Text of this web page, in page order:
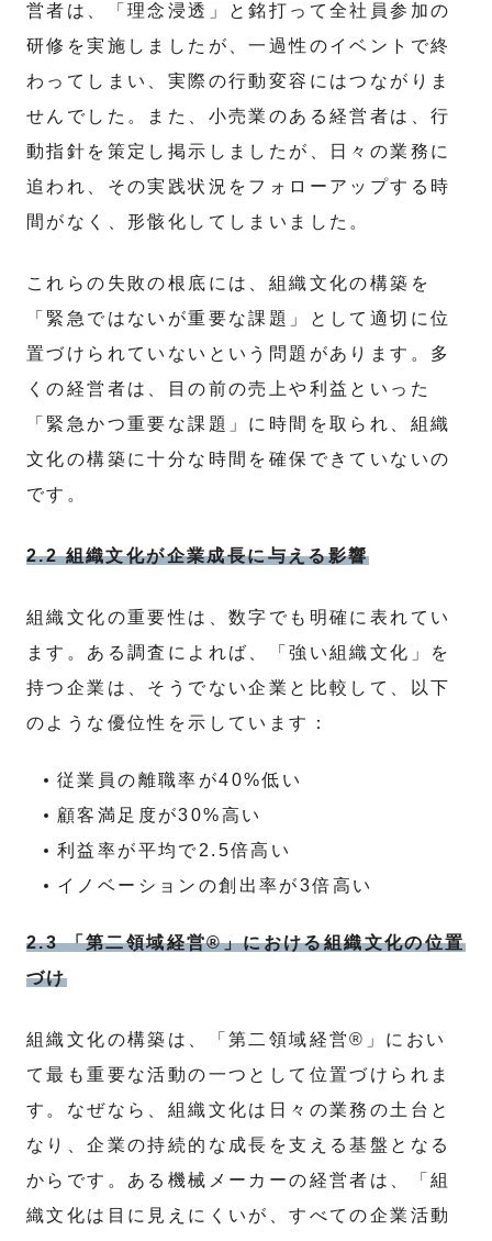
営者は、「理念浸透」と銘打って全社員参加の
研修を実施しましたが、一過性のイベントで終
わってしまい、実際の行動変容にはつながりま
せんでした。また、小売業のある経営者は、行
動指針を策定し掲示しましたが、日々の業務に
追われ、その実践状況をフォローアップする時
間がなく、形骸化してしまいました。
これらの失敗の根底には、組織文化の構築を
「緊急ではないが重要な課題」として適切に位
置づけられていないという問題があります。多
くの経営者は、目の前の売上や利益といった
「緊急かつ重要な課題」に時間を取られ、組織
文化の構築に十分な時間を確保できていないの
です。
2.2 組織文化が企業成長に与える影響
組織文化の重要性は、数字でも明確に表れてい
ます。ある調査によれば、「強い組織文化」を
持つ企業は、そうでない企業と比較して、以下
のような優位性を示しています：
従業員の離職率が40%低い
顧客満足度が30%高い
利益率が平均で2.5倍高い
イノベーションの創出率が3倍高い
2.3 「第二領域経営®」における組織文化の位置
づけ
組織文化の構築は、「第二領域経営®」におい
て最も重要な活動の一つとして位置づけられま
す。なぜなら、組織文化は日々の業務の土台と
なり、企業の持続的な成長を支える基盤となる
からです。ある機械メーカーの経営者は、「組
織文化は目に見えにくいが、すべての企業活動